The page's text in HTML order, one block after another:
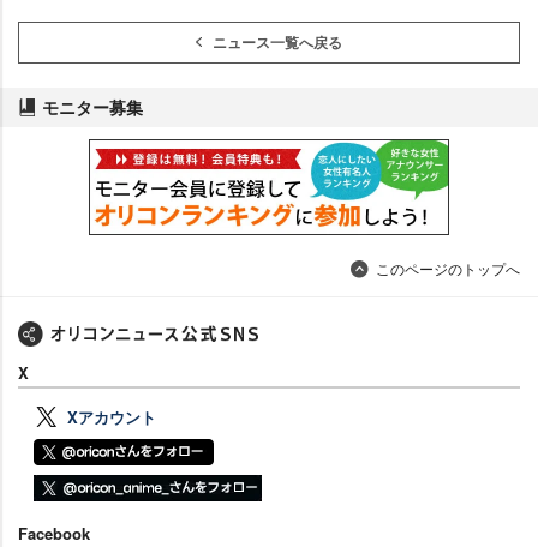
ニュース一覧へ戻る
モニター募集
このページのトップへ
X
Xアカウント
Facebook